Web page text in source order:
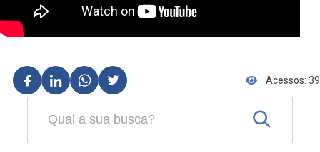
Acessos: 39